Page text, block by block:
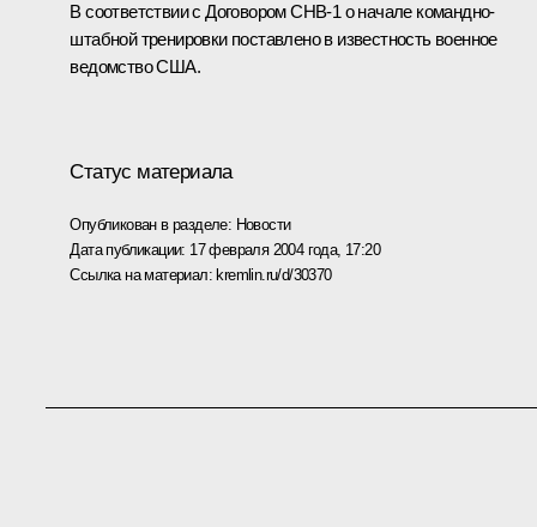
В соответствии с Договором СНВ-1 о начале командно-
штабной тренировки поставлено в известность военное
ведомство США.
Статус материала
Опубликован в разделе: Новости
Дата публикации: 17 февраля 2004 года, 17:20
Ссылка на материал:kremlin.ru/d/30370